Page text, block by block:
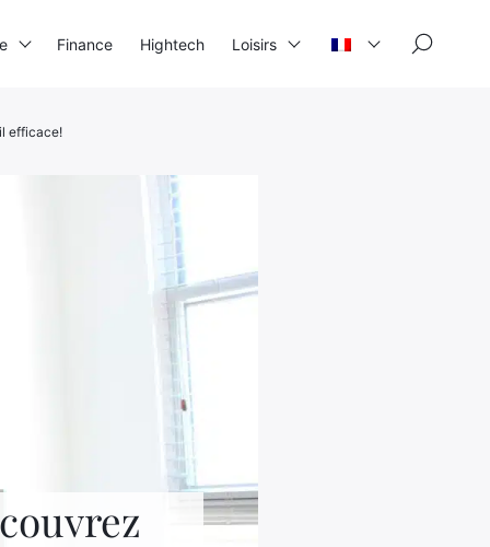
efficace!
Finance Hightech Loisirs